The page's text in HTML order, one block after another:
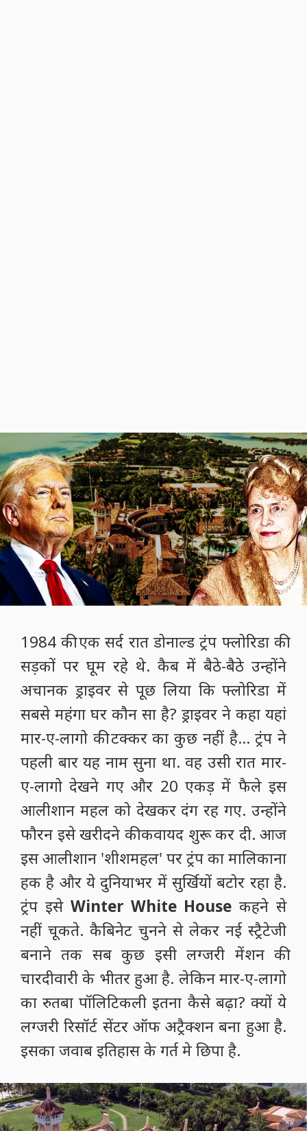
1984 की एक सर्द रात डोनाल्ड ट्रंप फ्लोरिडा की
सड़कों पर घूम रहे थे. कैब में बैठे-बैठे उन्होंने
अचानक ड्राइवर से पूछ लिया कि फ्लोरिडा में
सबसे महंगा घर कौन सा है? ड्राइवर ने कहा यहां
मार-ए-लागो की टक्कर का कुछ नहीं है... ट्रंप ने
पहली बार यह नाम सुना था. वह उसी रात मार-
ए-लागो देखने गए और 20 एकड़ में फैले इस
आलीशान महल को देखकर दंग रह गए. उन्होंने
फौरन इसे खरीदने की कवायद शुरू कर दी. आज
इस आलीशान 'शीशमहल' पर ट्रंप का मालिकाना
हक है और ये दुनियाभर में सुर्खियों बटोर रहा है.
ट्रंप इसे Winter White House कहने से
नहीं चूकते. कैबिनेट चुनने से लेकर नई स्ट्रैटेजी
बनाने तक सब कुछ इसी लग्जरी मेंशन की
चारदीवारी के भीतर हुआ है. लेकिन मार-ए-लागो
का रुतबा पॉलिटिकली इतना कैसे बढ़ा? क्यों ये
लग्जरी रिसॉर्ट सेंटर ऑफ अट्रैक्शन बना हुआ है.
इसका जवाब इतिहास के गर्त मे छिपा है.